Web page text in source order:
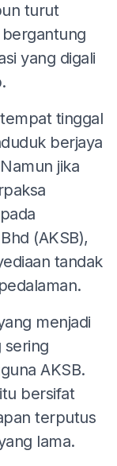
turut
yang digali
tinggal
berjaya
jika
(AKSB),
tandak
menjadi
sering
AKSB.
bersifat
terputus
lama.